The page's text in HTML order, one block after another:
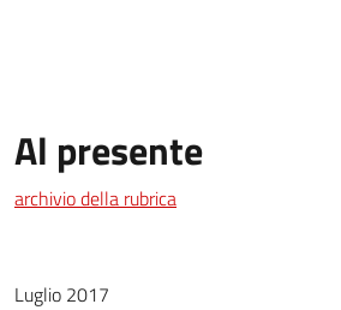
Al presente
archivio della rubrica
Luglio 2017